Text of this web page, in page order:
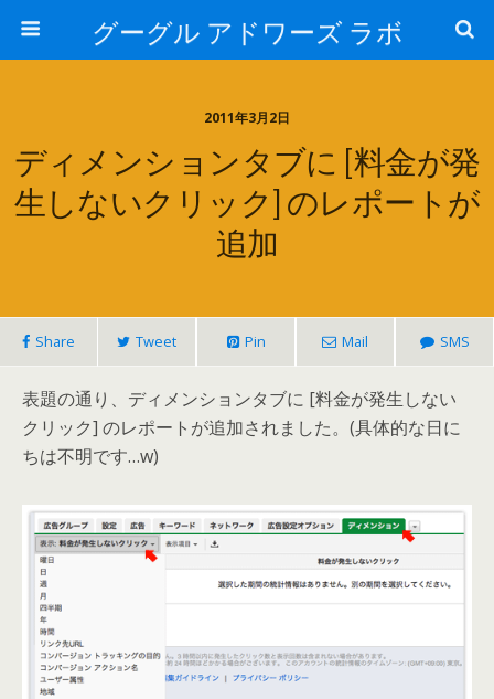
グーグル アドワーズ ラボ
2011年3月2日
ディメンションタブに [料金が発
生しないクリック] のレポートが
追加
Share Tweet Pin Mail SMS
表題の通り、ディメンションタブに [料金が発生しない
クリック] のレポートが追加されました。(具体的な日に
ちは不明です…w)